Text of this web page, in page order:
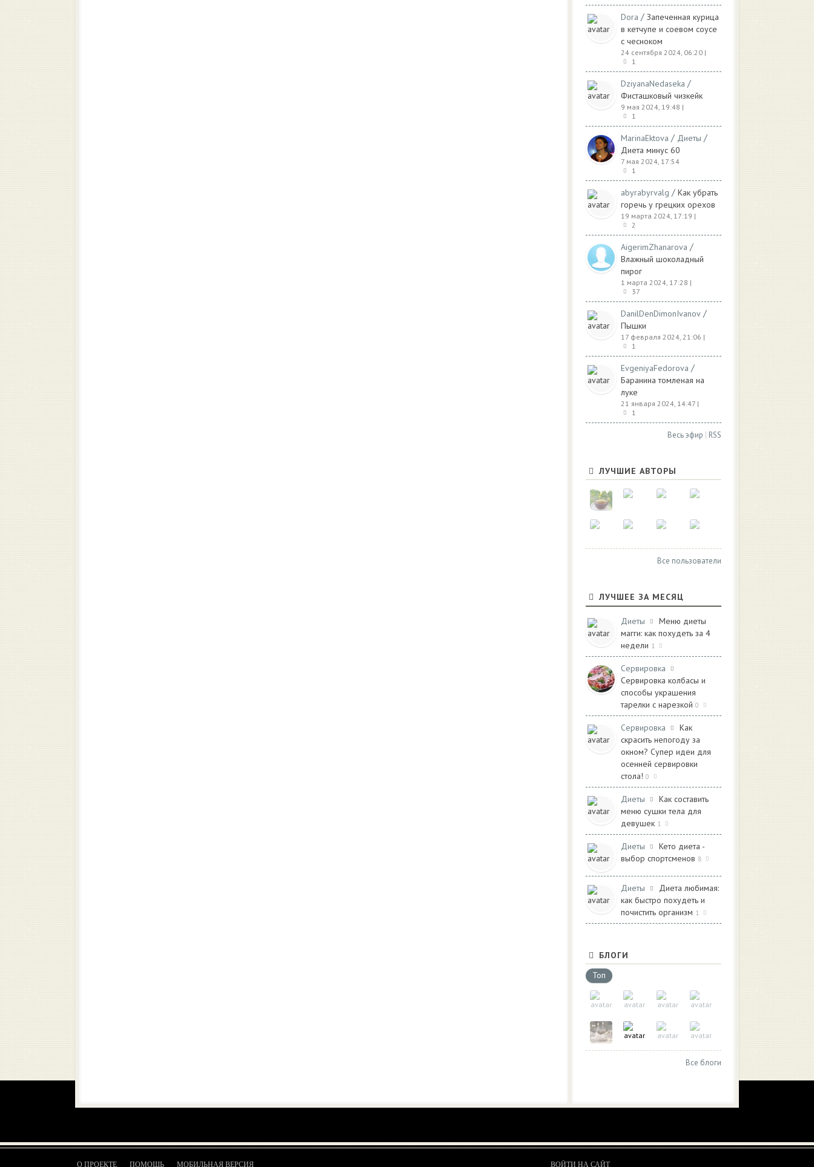
Dora / Запеченная курица
в кетчупе и соевом соусе
с чесноком
24 сентября 2024, 06:20 |
1
DziyanaNedaseka /
Фисташковый чизкейк
9 мая 2024, 19:48 |
1
MarinaEktova / Диеты /
Диета минус 60
7 мая 2024, 17:54
1
abyrabyrvalg / Как убрать
горечь у грецких орехов
19 марта 2024, 17:19 |
2
AigerimZhanarova /
Влажный шоколадный
пирог
1 марта 2024, 17:28 |
37
DanilDenDimonIvanov /
Пышки
17 февраля 2024, 21:06 |
1
EvgeniyaFedorova /
Баранина томленая на
луке
21 января 2024, 14:47 |
1
Весь эфир | RSS
ЛУЧШИЕ АВТОРЫ
Все пользователи
ЛУЧШЕЕ ЗА МЕСЯЦ
Диеты
Меню диеты
магги: как похудеть за 4
недели 1
Сервировка
Сервировка колбасы и
способы украшения
тарелки с нарезкой 0
Сервировка
Как
скрасить непогоду за
окном? Супер идеи для
осенней сервировки
стола! 0
Диеты
Как составить
меню сушки тела для
девушек 1
Диеты
Кето диета -
выбор спортсменов 8
Диеты
Диета любимая:
как быстро похудеть и
почистить организм 1
БЛОГИ
Топ
Все блоги
О ПРОЕКТЕ ПОМОЩЬ МОБИЛЬНАЯ ВЕРСИЯ ВОЙТИ НА САЙТ